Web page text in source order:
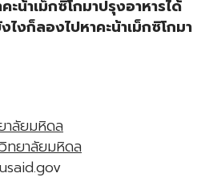
น้าเม็กซิโกมาปรุงอาหารได้
ไงก็ลองไปหาคะน้าเม็กซิโกมา
าลัยมหิดล
ทยาลัยมหิดล